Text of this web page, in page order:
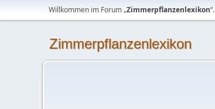
Willkommen im Forum „Zimmerpflanzenlexikon“.
Zimmerpflanzenlexikon